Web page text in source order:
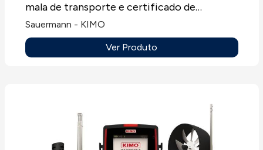
mala de transporte e certificado de
calibração. Mostrador LCD de duas linhas.
Sauermann - KIMO
Ver Produto